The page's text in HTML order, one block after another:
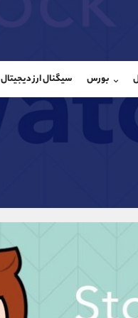
بورس سیگنال ارز دیجیتال
شروع گفتگو
@Armteam_admin_33